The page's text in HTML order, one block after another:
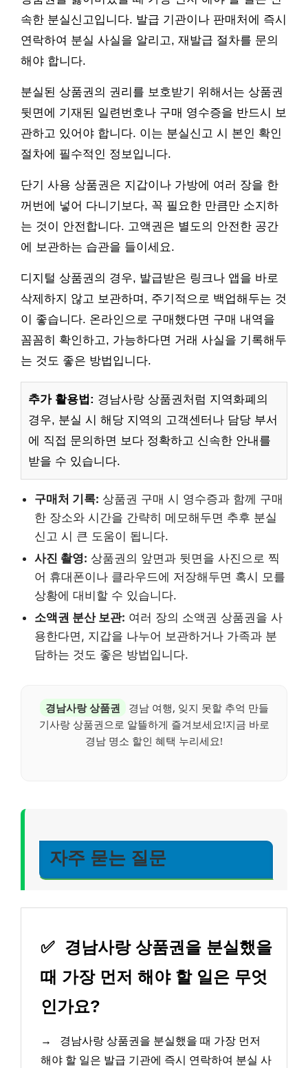
속한 분실신고입니다. 발급 기관이나 판매처에 즉시
연락하여 분실 사실을 알리고, 재발급 절차를 문의
해야 합니다.
분실된 상품권의 권리를 보호받기 위해서는 상품권
뒷면에 기재된 일련번호나 구매 영수증을 반드시 보
관하고 있어야 합니다. 이는 분실신고 시 본인 확인
절차에 필수적인 정보입니다.
단기 사용 상품권은 지갑이나 가방에 여러 장을 한
꺼번에 넣어 다니기보다, 꼭 필요한 만큼만 소지하
는 것이 안전합니다. 고액권은 별도의 안전한 공간
에 보관하는 습관을 들이세요.
디지털 상품권의 경우, 발급받은 링크나 앱을 바로
삭제하지 않고 보관하며, 주기적으로 백업해두는 것
이 좋습니다. 온라인으로 구매했다면 구매 내역을
꼼꼼히 확인하고, 가능하다면 거래 사실을 기록해두
는 것도 좋은 방법입니다.
추가 활용법: 경남사랑 상품권처럼 지역화폐의
경우, 분실 시 해당 지역의 고객센터나 담당 부서
에 직접 문의하면 보다 정확하고 신속한 안내를
받을 수 있습니다.
구매처 기록: 상품권 구매 시 영수증과 함께 구매
한 장소와 시간을 간략히 메모해두면 추후 분실
신고 시 큰 도움이 됩니다.
사진 촬영: 상품권의 앞면과 뒷면을 사진으로 찍
어 휴대폰이나 클라우드에 저장해두면 혹시 모를
상황에 대비할 수 있습니다.
소액권 분산 보관: 여러 장의 소액권 상품권을 사
용한다면, 지갑을 나누어 보관하거나 가족과 분
담하는 것도 좋은 방법입니다.
경남사랑 상품권
경남 여행, 잊지 못할 추억 만들
기사랑 상품권으로 알뜰하게 즐겨보세요!지금 바로
경남 명소 할인 혜택 누리세요!
자주 묻는 질문
✅ 경남사랑 상품권을 분실했을
때 가장 먼저 해야 할 일은 무엇
인가요?
→
경남사랑 상품권을 분실했을 때 가장 먼저
해야 할 일은 발급 기관에 즉시 연락하여 분실 사